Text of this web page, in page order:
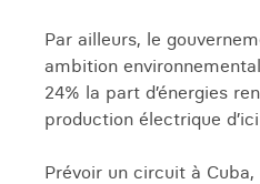
charmer par leur
CONTEMPLER LES
PLANTATIONS, PLAGES,
Par ailleurs, le
ambition
24% la part d’énergies
production électrique
Prévoir un circuit à Cuba,